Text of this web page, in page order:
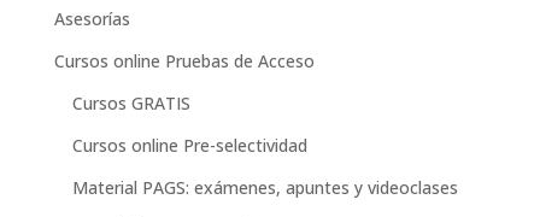
Asesorías
Cursos online Pruebas de Acceso
Cursos GRATIS
Cursos online Pre-selectividad
Material PAGS: exámenes, apuntes y videoclases